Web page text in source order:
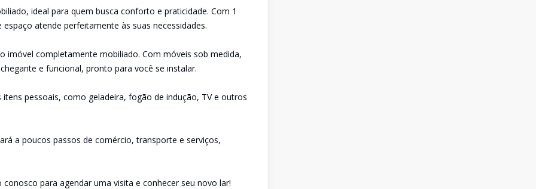
ideal para quem busca conforto e praticidade. Com 1
atende perfeitamente às suas necessidades.
imóvel completamente mobiliado. Com móveis sob medida,
e funcional, pronto para você se instalar.
pessoais, como geladeira, fogão de indução, TV e outros
a poucos passos de comércio, transporte e serviços,
para agendar uma visita e conhecer seu novo lar!